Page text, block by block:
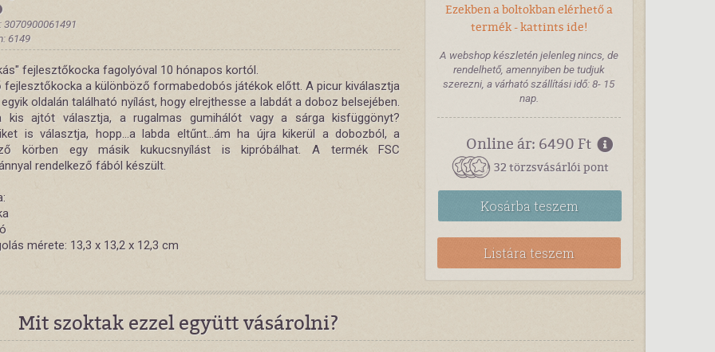
3070900061491
6149
fejlesztőkocka fagolyóval 10 hónapos kortól.
fejlesztőkocka a különböző formabedobós játékok előtt. A picur kiválasztja
oldalán található nyílást, hogy elrejthesse a labdát a doboz belsejében.
kis ajtót választja, a rugalmas gumihálót vagy a sárga kisfüggönyt?
is választja, hopp...a labda eltűnt...ám ha újra kikerül a dobozból, a
körben egy másik kukucsnyílást is kipróbálhat. A termék FSC
rendelkező fából készült.
mérete: 13,3 x 13,2 x 12,3 cm
Ezekben a boltokban elérhető a
termék - kattints ide!
A webshop készletén jelenleg nincs, de
rendelhető, amennyiben be tudjuk
szerezni, a várható szállítási idő: 8- 15
nap.
Online ár: 6490 Ft
32 törzsvásárlói pont
Kosárbateszem
Listára teszem
Mit szoktak ezzel együtt vásárolni?